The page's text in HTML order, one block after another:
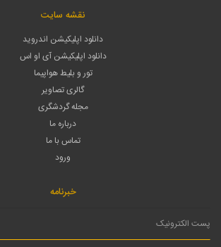
نقشه سایت
دانلود اپلیکیشن اندروید
دانلود اپلیکیشن آی او اس
تور و بلیط هواپیما
گالری تصاویر
مجله گردشگری
درباره ما
تماس با ما
ورود
خبرنامه